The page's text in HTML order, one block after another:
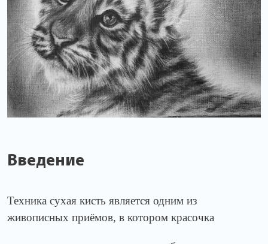
Введение
Техника сухая кисть является одним из
живописных приёмов, в котором красочка